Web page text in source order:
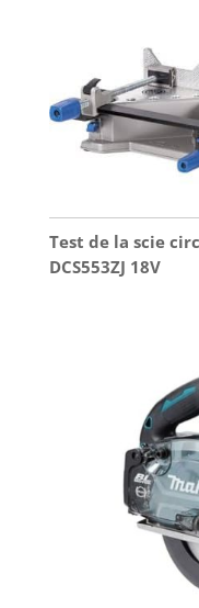
Test de la scie
DCS553ZJ 18V